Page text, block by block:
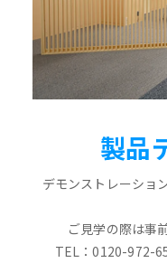
製品
デモンストレーショ
ご見学の際は事
TEL：0120-972-